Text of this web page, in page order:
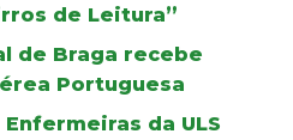
de Leitura”
de Braga recebe
Portuguesa
da ULS